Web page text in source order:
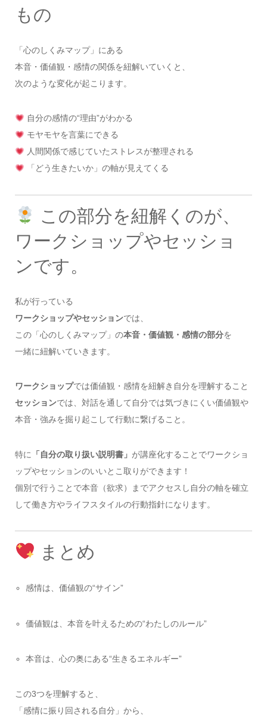
もの
「心のしくみマップ」にある
本音・価値観・感情の関係を紐解いていくと、
次のような変化が起こります。
自分の感情の“理由”がわかる
モヤモヤを言葉にできる
人間関係で感じていたストレスが整理される
「どう生きたいか」の軸が見えてくる
この部分を紐解くのが、
ワークショップやセッショ
ンです。
私が行っている
ワークショップやセッションでは、
この「心のしくみマップ」の本音・価値観・感情の部分を
一緒に紐解いていきます。
ワークショップでは価値観・感情を紐解き自分を理解すること
セッションでは、対話を通して自分では気づきにくい価値観や
本音・強みを掘り起こして行動に繋げること。
特に 「自分の取り扱い説明書」 が講座化することでワークショ
ップやセッションのいいとこ取りができます！
個別で行うことで本音（欲求）までアクセスし自分の軸を確立
して働き方やライフスタイルの行動指針になります。
まとめ
感情は、価値観の“サイン”
価値観は、本音を叶えるための“わたしのルール”
本音は、心の奥にある“生きるエネルギー”
この3つを理解すると、
「感情に振り回される自分」から、